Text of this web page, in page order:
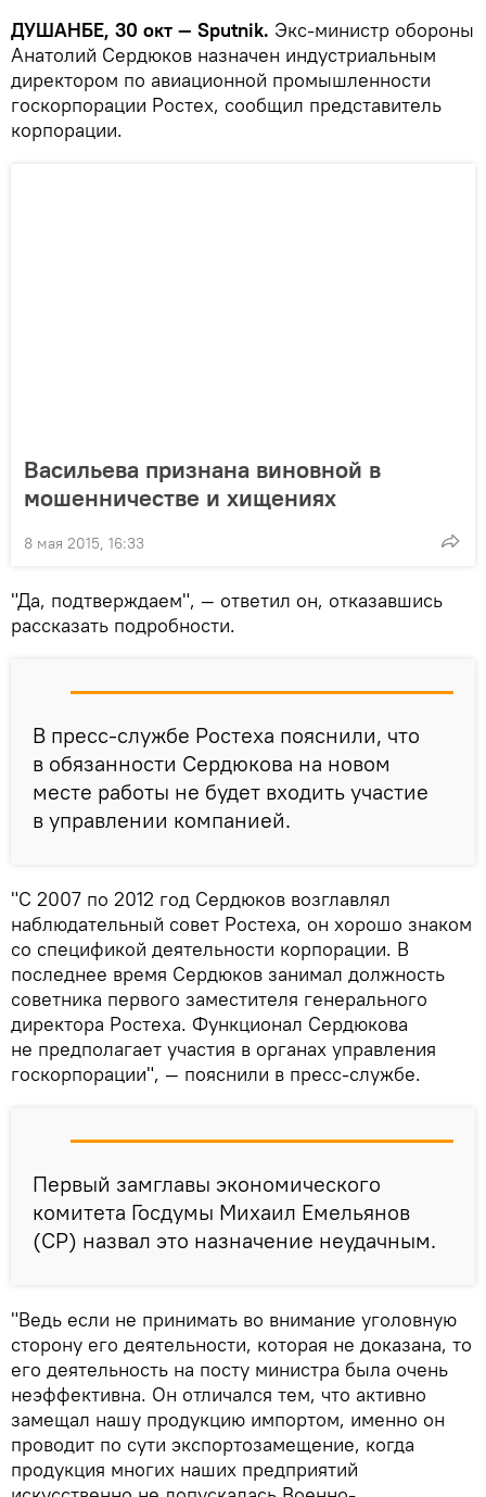
ДУШАНБЕ, 30 окт — Sputnik. Экс-министр обороны
Анатолий Сердюков назначен индустриальным
директором по авиационной промышленности
госкорпорации Ростех, сообщил представитель
корпорации.
Васильева признана виновной в
мошенничестве и хищениях
8 мая 2015, 16:33
"Да, подтверждаем", — ответил он, отказавшись
рассказать подробности.
В пресс-службе Ростеха пояснили, что
в обязанности Сердюкова на новом
месте работы не будет входить участие
в управлении компанией.
"С 2007 по 2012 год Сердюков возглавлял
наблюдательный совет Ростеха, он хорошо знаком
со спецификой деятельности корпорации. В
последнее время Сердюков занимал должность
советника первого заместителя генерального
директора Ростеха. Функционал Сердюкова
не предполагает участия в органах управления
госкорпорации", — пояснили в пресс-службе.
Первый замглавы экономического
комитета Госдумы Михаил Емельянов
(СР) назвал это назначение неудачным.
"Ведь если не принимать во внимание уголовную
сторону его деятельности, которая не доказана, то
его деятельность на посту министра была очень
неэффективна. Он отличался тем, что активно
замещал нашу продукцию импортом, именно он
проводит по сути экспортозамещение, когда
продукция многих наших предприятий